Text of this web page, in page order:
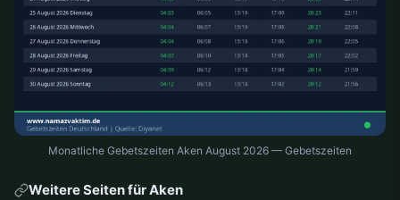
Monatliche Gebetszeiten Aken August 2026 — Gebetszeiten
Weitere Seiten für Aken